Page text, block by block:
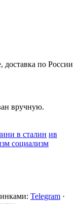
доставка по России
вручную.
в сталин ив
социализм
Telegram ·